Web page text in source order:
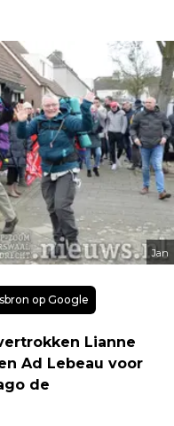
Jan
op Google
Lianne
Ad Lebeau voor
de